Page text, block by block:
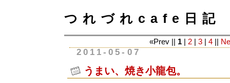
つれづれcafe日記
«Prev || 1 2 3 4
2011-05-07
うまい、焼き小龍包。